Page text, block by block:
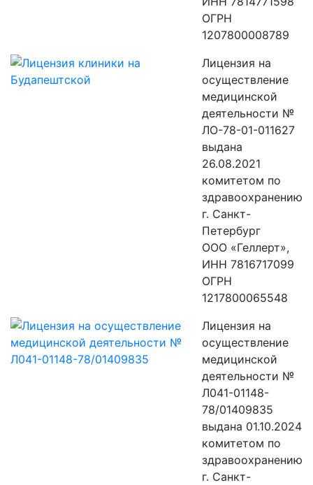
ОГРН
1207800008789
Лицензия на
осуществление
медицинской
деятельности №
ЛО-78-01-011627
выдана
26.08.2021
комитетом по
здравоохранению
г. Санкт-
Петербург
ООО «Геллерт»,
ИНН 7816717099
ОГРН
1217800065548
Лицензия на
осуществление
медицинской
деятельности №
Л041-01148-
78/01409835
выдана 01.10.2024
комитетом по
здравоохранению
г. Санкт-